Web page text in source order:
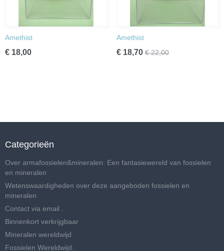
Amethist
€ 18,00
Amethist
€ 18,70 € 22,00
Categorieën
Over armafossielen&mineralen: Een fantasiewereld van fossielen
en mineralen
Wetenswaardigheden over deze aangeboden fossielen en
mineralen
Contact via email .
Binnenkort verkrijgbaar
Mineralen wereldwijd
Fossielen Wereldwijd.